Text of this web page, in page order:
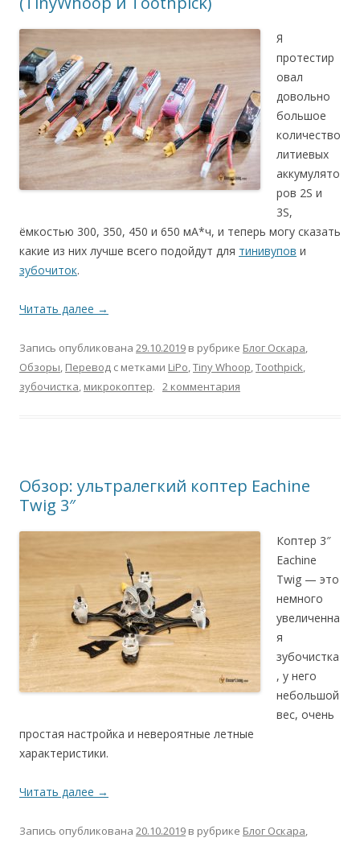
Я
протестир
овал
довольно
большое
количество
литиевых
аккумулято
ров 2S и
3S,
ёмкостью 300, 350, 450 и 650 мА*ч, и теперь могу сказать
какие из них лучше всего подойдут для тинивупов и
зубочиток.
Читать далее →
Запись опубликована 29.10.2019 в рубрике Блог Оскара,
Обзоры, Перевод с метками LiPo,Tiny Whoop,Toothpick,
зубочистка, микрокоптер. 2 комментария
Обзор: ультралегкий коптер Eachine
Twig 3″
Коптер 3″
Eachine
Twig — это
немного
увеличенна
я
зубочистка
, у него
небольшой
вес, очень
простая настройка и невероятные летные
характеристики.
Читать далее →
Запись опубликована 20.10.2019 в рубрике Блог Оскара,